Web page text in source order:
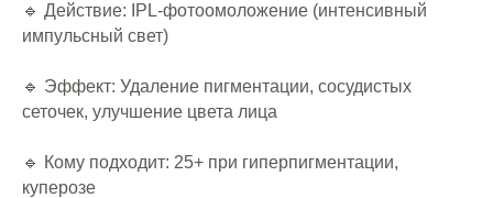
🔹 Действие: IPL-фотоомоложение (интенсивный
импульсный свет)
🔹 Эффект: Удаление пигментации, сосудистых
сеточек, улучшение цвета лица
🔹 Кому подходит: 25+ при гиперпигментации,
куперозе